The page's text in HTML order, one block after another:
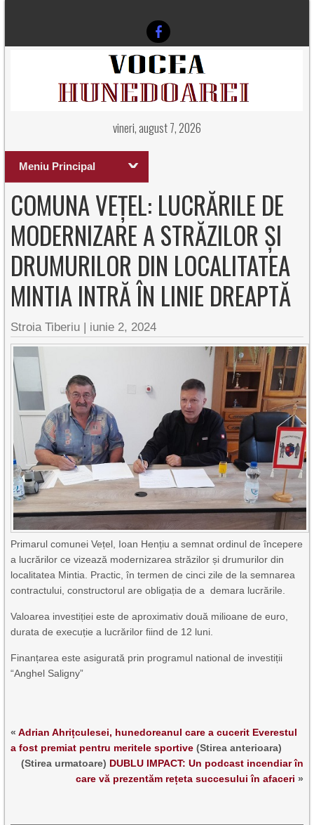
vineri, august 7, 2026
Meniu Principal
COMUNA VEȚEL: LUCRĂRILE DE
MODERNIZARE A STRĂZILOR ȘI
DRUMURILOR DIN LOCALITATEA
MINTIA INTRĂ ÎN LINIE DREAPTĂ
Stroia Tiberiu | iunie 2, 2024
Primarul comunei Vețel, Ioan Hențiu a semnat ordinul de începere
a lucrărilor ce vizează modernizarea străzilor și drumurilor din
localitatea Mintia. Practic, în termen de cinci zile de la semnarea
contractului, constructorul are obligația de a demara lucrările.
Valoarea investiției este de aproximativ două milioane de euro,
durata de execuție a lucrărilor fiind de 12 luni.
Finanțarea este asigurată prin programul national de investiții
“Anghel Saligny”
«Adrian Ahrițculesei, hunedoreanul care a cucerit Everestul
a fost premiat pentru meritele sportive (Stirea anterioara)
(Stirea urmatoare) DUBLU IMPACT: Un podcast incendiar în
care vă prezentăm rețeta succesului în afaceri »